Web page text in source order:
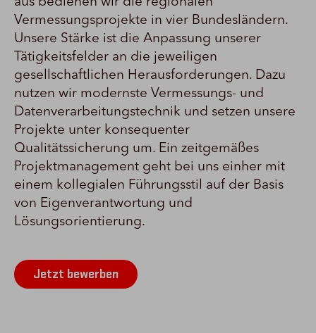
Vermessungsprojekte in vier Bundesländern.
Unsere Stärke ist die Anpassung unserer
Tätigkeitsfelder an die jeweiligen
gesellschaftlichen Herausforderungen. Dazu
nutzen wir modernste Vermessungs- und
Datenverarbeitungstechnik und setzen unsere
Projekte unter konsequenter
Qualitätssicherung um. Ein zeitgemäßes
Projektmanagement geht bei uns einher mit
einem kollegialen Führungsstil auf der Basis
von Eigenverantwortung und
Lösungsorientierung.
Jetzt bewerben